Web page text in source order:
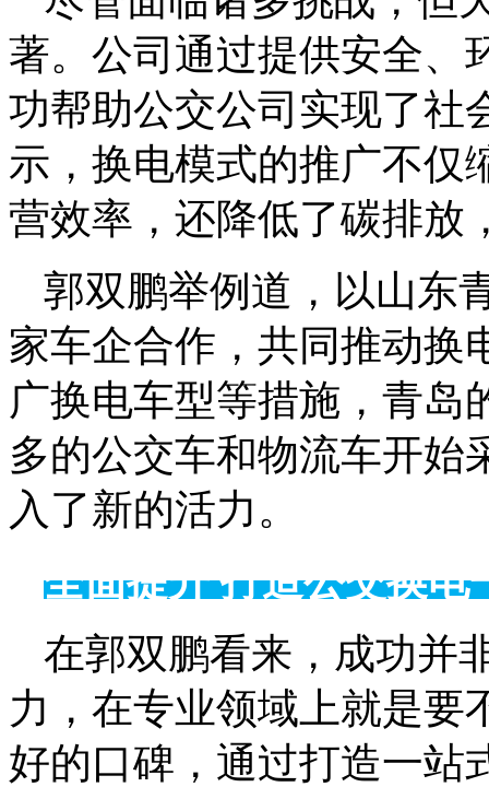
著。公司通过提供安全、
功帮助公交公司实现了社
示，换电模式的推广不仅
营效率，还降低了碳排放
郭双鹏举例道，以山东
家车企合作，共同推动换
广换电车型等措施，青岛
多的公交车和物流车开始
入了新的活力。
全面提升 打造公交换电
在郭双鹏看来，成功并
力，在专业领域上就是要
好的口碑，通过打造一站